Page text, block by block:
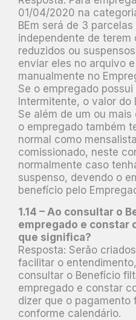
01/04/2020 na
BEm será de 3
independente de
reduzidos ou
enviar eles no arquivo
manualmente no
Se o empregado
Intermitente, o valor do
Se além de um ou
o empregado também
normal como
comissionado, neste
normalmente caso
suspenso, devendo o
benefício pelo
1.14 – Ao consultar o
empregado e constar
que significa?
Resposta: Serão
facilitar o
consultar o Benefício
empregado e constar
dizer que o pagamento
conforme calendário.